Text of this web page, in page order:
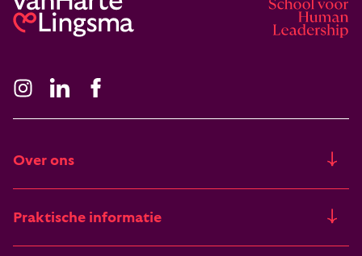
Over ons
Praktische informatie